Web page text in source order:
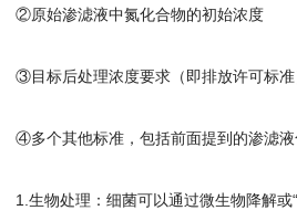
②原始渗滤液中氮化合物的初始浓度
③目标后处理浓度要求（即排放许可标准
④多个其他标准，包括前面提到的渗滤液
1.生物处理：细菌可以通过微生物降解或